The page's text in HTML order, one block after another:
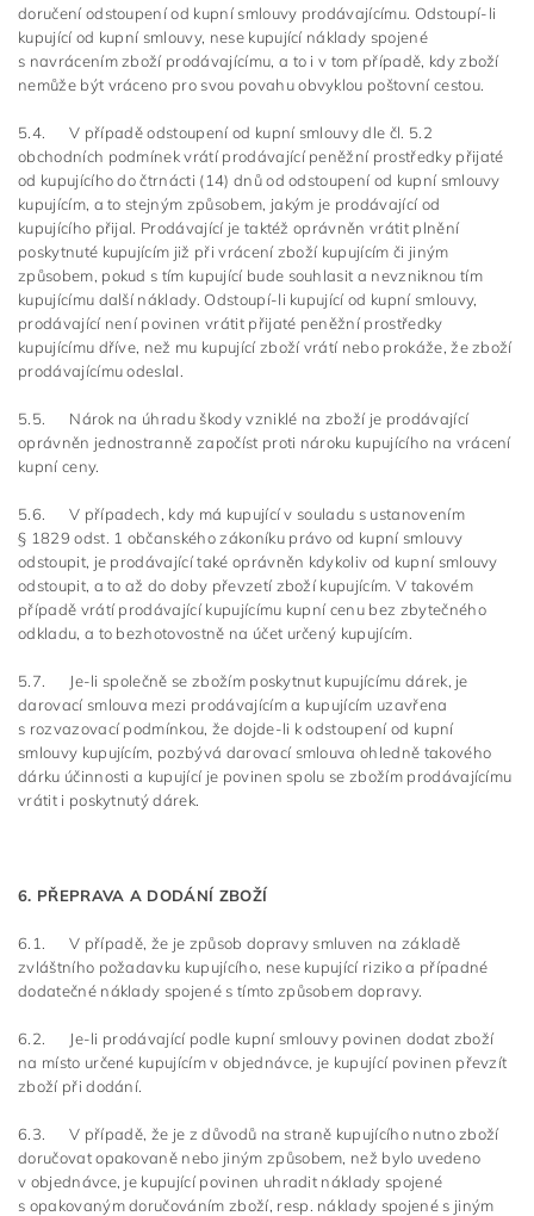
doručení odstoupení od kupní smlouvy prodávajícímu. Odstoupí-li
kupující od kupní smlouvy, nese kupující náklady spojené
s navrácením zboží prodávajícímu, a to i v tom případě, kdy zboží
nemůže být vráceno pro svou povahu obvyklou poštovní cestou.
5.4. V případě odstoupení od kupní smlouvy dle čl. 5.2
obchodních podmínek vrátí prodávající peněžní prostředky přijaté
od kupujícího do čtrnácti (14) dnů od odstoupení od kupní smlouvy
kupujícím, a to stejným způsobem, jakým je prodávající od
kupujícího přijal. Prodávající je taktéž oprávněn vrátit plnění
poskytnuté kupujícím již při vrácení zboží kupujícím či jiným
způsobem, pokud s tím kupující bude souhlasit a nevzniknou tím
kupujícímu další náklady. Odstoupí-li kupující od kupní smlouvy,
prodávající není povinen vrátit přijaté peněžní prostředky
kupujícímu dříve, než mu kupující zboží vrátí nebo prokáže, že zboží
prodávajícímu odeslal.
5.5. Nárok na úhradu škody vzniklé na zboží je prodávající
oprávněn jednostranně započíst proti nároku kupujícího na vrácení
kupní ceny.
5.6. V případech, kdy má kupující v souladu s ustanovením
§ 1829 odst. 1 občanského zákoníku právo od kupní smlouvy
odstoupit, je prodávající také oprávněn kdykoliv od kupní smlouvy
odstoupit, a to až do doby převzetí zboží kupujícím. V takovém
případě vrátí prodávající kupujícímu kupní cenu bez zbytečného
odkladu, a to bezhotovostně na účet určený kupujícím.
5.7. Je-li společně se zbožím poskytnut kupujícímu dárek, je
darovací smlouva mezi prodávajícím a kupujícím uzavřena
s rozvazovací podmínkou, že dojde-li k odstoupení od kupní
smlouvy kupujícím, pozbývá darovací smlouva ohledně takového
dárku účinnosti a kupující je povinen spolu se zbožím prodávajícímu
vrátit i poskytnutý dárek.
6. PŘEPRAVA A DODÁNÍ ZBOŽÍ
6.1. V případě, že je způsob dopravy smluven na základě
zvláštního požadavku kupujícího, nese kupující riziko a případné
dodatečné náklady spojené s tímto způsobem dopravy.
6.2. Je-li prodávající podle kupní smlouvy povinen dodat zboží
na místo určené kupujícím v objednávce, je kupující povinen převzít
zboží při dodání.
6.3. V případě, že je z důvodů na straně kupujícího nutno zboží
doručovat opakovaně nebo jiným způsobem, než bylo uvedeno
v objednávce, je kupující povinen uhradit náklady spojené
s opakovaným doručováním zboží, resp. náklady spojené s jiným